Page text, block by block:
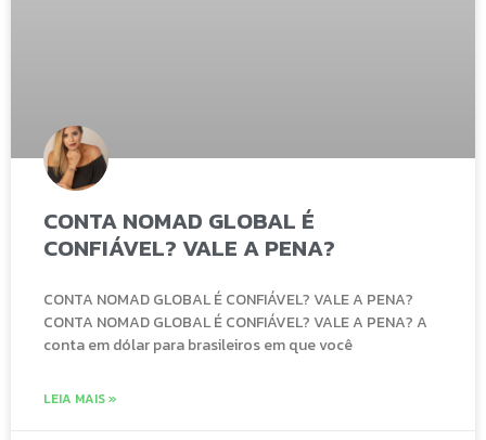
CONTA NOMAD GLOBAL É
CONFIÁVEL? VALE A PENA?
CONTA NOMAD GLOBAL É CONFIÁVEL? VALE A PENA?
CONTA NOMAD GLOBAL É CONFIÁVEL? VALE A PENA? A
conta em dólar para brasileiros em que você
LEIA MAIS »